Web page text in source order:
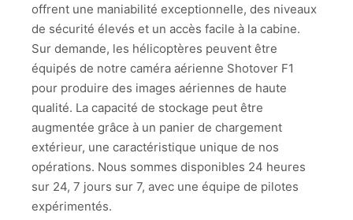
offrent une maniabilité exceptionnelle, des niveaux
de sécurité élevés et un accès facile à la cabine.
Sur demande, les hélicoptères peuvent être
équipés de notre caméra aérienne Shotover F1
pour produire des images aériennes de haute
qualité. La capacité de stockage peut être
augmentée grâce à un panier de chargement
extérieur, une caractéristique unique de nos
opérations. Nous sommes disponibles 24 heures
sur 24, 7 jours sur 7, avec une équipe de pilotes
expérimentés.